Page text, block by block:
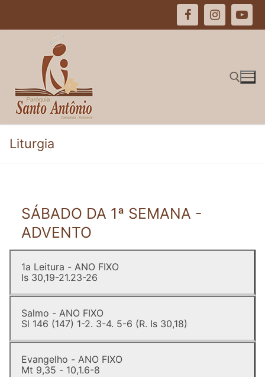
Pesquisar por:
Liturgia
SÁBADO DA 1ª SEMANA -
ADVENTO
1a Leitura - ANO FIXO
Is 30,19-21.23-26
Salmo - ANO FIXO
Sl 146 (147) 1-2. 3-4. 5-6 (R. Is 30,18)
Evangelho - ANO FIXO
Mt 9,35 - 10,1.6-8